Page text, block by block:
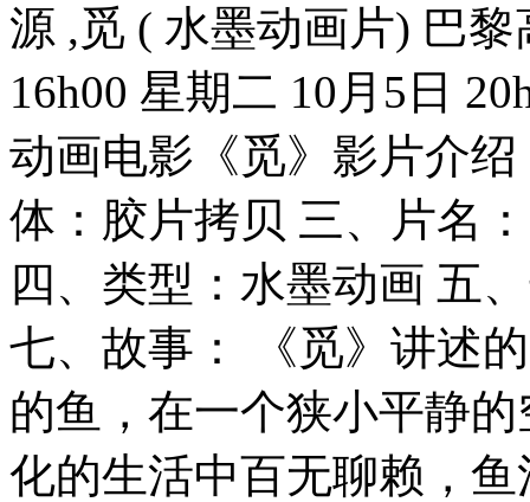
源 ,觅 ( 水墨动画片) 巴
16h00 星期二 10月5日
动画电影《觅》影片介
体：胶片拷贝 三、片名
四、类型：水墨动画 五
七、故事： 《觅》讲述
的鱼，在一个狭小平静
化的生活中百无聊赖，